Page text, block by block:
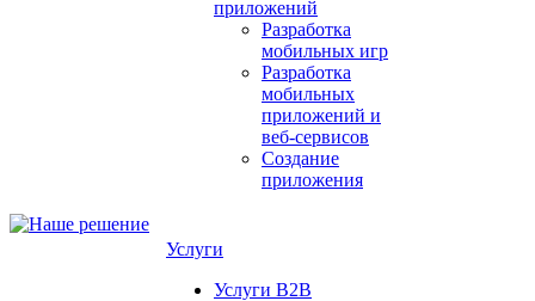
приложений
Разработка
мобильных игр
Разработка
мобильных
приложений и
веб-сервисов
Создание
приложения
Услуги
Услуги B2B